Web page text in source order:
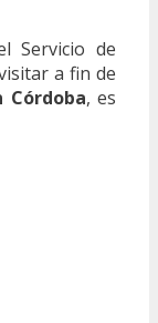
Servicio de
a fin de
, es